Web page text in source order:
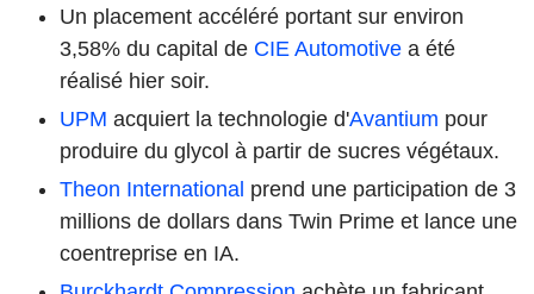
Un placement accéléré portant sur environ
3,58% du capital de CIE Automotive a été
réalisé hier soir.
UPM acquiert la technologie d'Avantium pour
produire du glycol à partir de sucres végétaux.
Theon International prend une participation de 3
millions de dollars dans Twin Prime et lance une
coentreprise en IA.